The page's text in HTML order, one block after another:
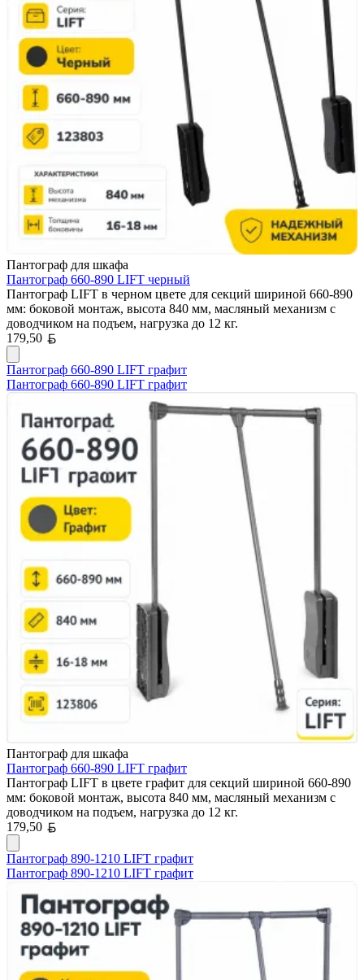
Пантограф для шкафа
Пантограф 660-890 LIFT черный
Пантограф LIFT в черном цвете для секций шириной 660-890
мм: боковой монтаж, высота 840 мм, масляный механизм с
доводчиком на подъем, нагрузка до 12 кг.
179,50
Пантограф 660-890 LIFT графит
Пантограф 660-890 LIFT графит
Пантограф для шкафа
Пантограф 660-890 LIFT графит
Пантограф LIFT в цвете графит для секций шириной 660-890
мм: боковой монтаж, высота 840 мм, масляный механизм с
доводчиком на подъем, нагрузка до 12 кг.
179,50
Пантограф 890-1210 LIFT графит
Пантограф 890-1210 LIFT графит